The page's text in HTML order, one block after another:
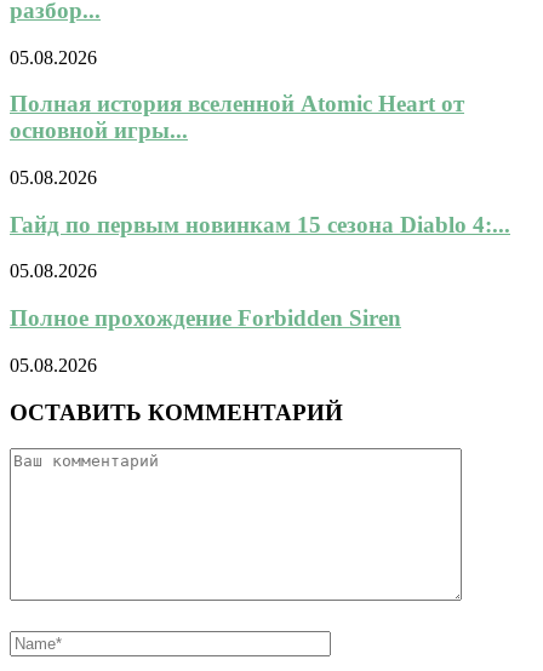
разбор...
05.08.2026
Полная история вселенной Atomic Heart от
основной игры...
05.08.2026
Гайд по первым новинкам 15 сезона Diablo 4:...
05.08.2026
Полное прохождение Forbidden Siren
05.08.2026
ОСТАВИТЬ КОММЕНТАРИЙ